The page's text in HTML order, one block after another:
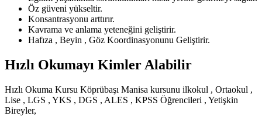
Öz güveni yükseltir.
Konsantrasyonu arttırır.
Kavrama ve anlama yeteneğini geliştirir.
Hafıza , Beyin , Göz Koordinasyonunu Geliştirir.
Hızlı Okumayı Kimler Alabilir
Hızlı Okuma Kursu Köprübaşı Manisa kursunu ilkokul , Ortaokul ,
Lise , LGS , YKS , DGS , ALES , KPSS Öğrencileri , Yetişkin
Bireyler,